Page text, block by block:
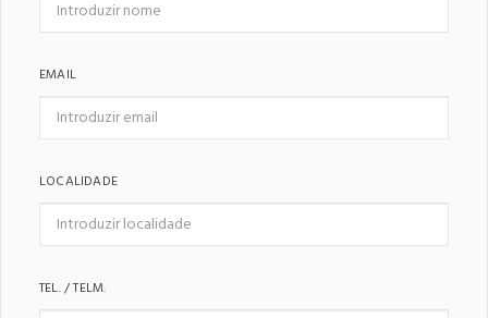
EMAIL
LOCALIDADE
TEL. / TELM.